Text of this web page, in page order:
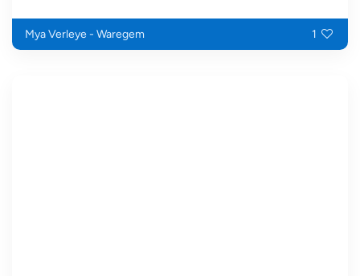
Mya Verleye - Waregem 1